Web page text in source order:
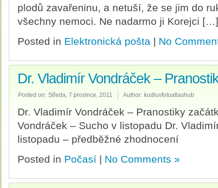
plodů zavařeninu, a netuší, že se jim do
všechny nemoci. Ne nadarmo ji Korejci […]
Posted in Elektronická pošta | No
Dr. Vladimír Vondráček –
Posted on: Středa, 7 prosince, 2011 Author: kudluvfotoatlashub
Dr. Vladimír Vondráček – Pranostiky
Vondráček – Sucho v listopadu Dr.
listopadu – předběžné zhodnocení
Posted in Počasí | No Comments »